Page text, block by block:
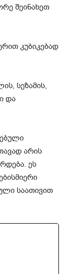
შეინახეთ
კუბიკებად
სეზამის,
და
არის
ეს
საათივით